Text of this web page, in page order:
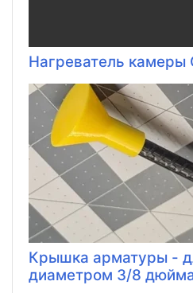
Нагреватель камеры
Крышка арматуры -
диаметром 3/8